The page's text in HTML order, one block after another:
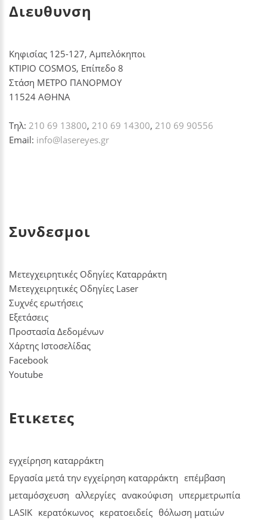
Διευθυνση
Κηφισίας 125-127, Αμπελόκηποι
ΚΤΙΡΙΟ COSMOS, Επίπεδο 8
Στάση ΜΕΤΡΟ ΠΑΝΟΡΜΟΥ
11524 ΑΘΗΝΑ
Τηλ: 210 69 13800, 210 69 14300, 210 69 90556
Email: info@lasereyes.gr
Συνδεσμοι
Μετεγχειρητικές Οδηγίες Καταρράκτη
Μετεγχειρητικές Οδηγίες Laser
Συχνές ερωτήσεις
Εξετάσεις
Προστασία Δεδομένων
Χάρτης Ιστοσελίδας
Facebook
Youtube
Ετικετες
εγχείρηση καταρράκτη
Εργασία μετά την εγχείρηση καταρράκτη επέμβαση
μεταμόσχευση αλλεργίες ανακούφιση υπερμετρωπία
LASIK κερατόκωνος κερατοειδείς θόλωση ματιών